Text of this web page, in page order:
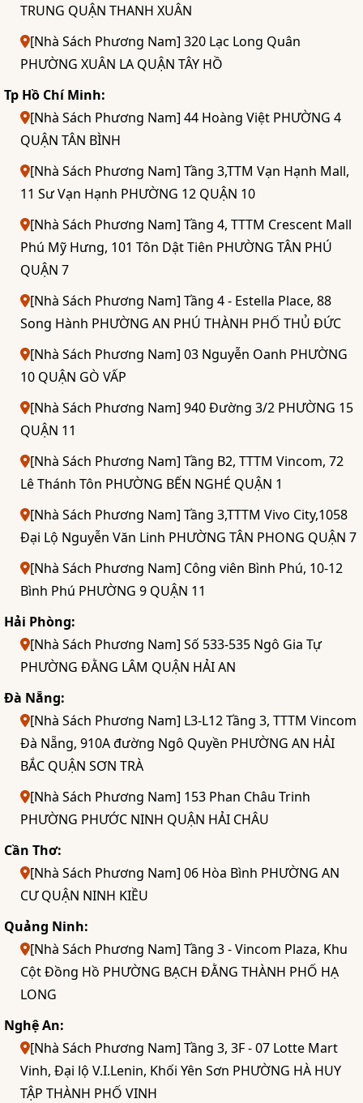
TRUNG QUẬN THANH XUÂN
[Nhà Sách Phương Nam] 320 Lạc Long Quân
PHƯỜNG XUÂN LA QUẬN TÂY HỒ
Tp Hồ Chí Minh:
[Nhà Sách Phương Nam] 44 Hoàng Việt PHƯỜNG 4
QUẬN TÂN BÌNH
[Nhà Sách Phương Nam] Tầng 3,TTM Vạn Hạnh Mall,
11 Sư Vạn Hạnh PHƯỜNG 12 QUẬN 10
[Nhà Sách Phương Nam] Tầng 4, TTTM Crescent Mall
Phú Mỹ Hưng, 101 Tôn Dật Tiên PHƯỜNG TÂN PHÚ
QUẬN 7
[Nhà Sách Phương Nam] Tầng 4 - Estella Place, 88
Song Hành PHƯỜNG AN PHÚ THÀNH PHỐ THỦ ĐỨC
[Nhà Sách Phương Nam] 03 Nguyễn Oanh PHƯỜNG
10 QUẬN GÒ VẤP
[Nhà Sách Phương Nam] 940 Đường 3/2 PHƯỜNG 15
QUẬN 11
[Nhà Sách Phương Nam] Tầng B2, TTTM Vincom, 72
Lê Thánh Tôn PHƯỜNG BẾN NGHÉ QUẬN 1
[Nhà Sách Phương Nam] Tầng 3,TTTM Vivo City,1058
Đại Lộ Nguyễn Văn Linh PHƯỜNG TÂN PHONG QUẬN 7
[Nhà Sách Phương Nam] Công viên Bình Phú, 10-12
Bình Phú PHƯỜNG 9 QUẬN 11
Hải Phòng:
[Nhà Sách Phương Nam] Số 533-535 Ngô Gia Tự
PHƯỜNG ĐẰNG LÂM QUẬN HẢI AN
Đà Nẵng:
[Nhà Sách Phương Nam] L3-L12 Tầng 3, TTTM Vincom
Đà Nẵng, 910A đường Ngô Quyền PHƯỜNG AN HẢI
BẮC QUẬN SƠN TRÀ
[Nhà Sách Phương Nam] 153 Phan Châu Trinh
PHƯỜNG PHƯỚC NINH QUẬN HẢI CHÂU
Cần Thơ:
[Nhà Sách Phương Nam] 06 Hòa Bình PHƯỜNG AN
CƯ QUẬN NINH KIỀU
Quảng Ninh:
[Nhà Sách Phương Nam] Tầng 3 - Vincom Plaza, Khu
Cột Đồng Hồ PHƯỜNG BẠCH ĐẰNG THÀNH PHỐ HẠ
LONG
Nghệ An:
[Nhà Sách Phương Nam] Tầng 3, 3F - 07 Lotte Mart
Vinh, Đại lộ V.I.Lenin, Khối Yên Sơn PHƯỜNG HÀ HUY
TẬP THÀNH PHỐ VINH